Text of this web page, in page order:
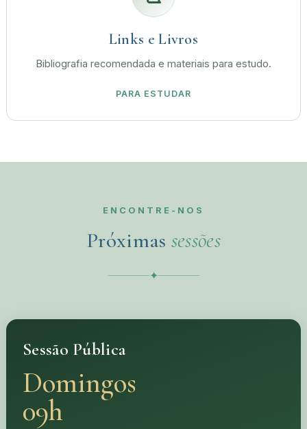
Links e Livros
Bibliografia recomendada e materiais para estudo.
PARA ESTUDAR
ENCONTRE-NOS
Próximas sessões
✦
Sessão Pública
Domingos
09h